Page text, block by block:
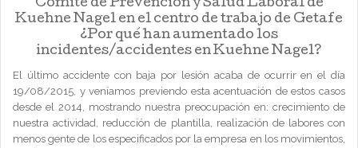
Comité de Prevención y Salud Laboral de
Kuehne Nagel en el centro de trabajo de Getafe
¿Por qué han aumentado los
incidentes/accidentes en Kuehne Nagel?
El último accidente con baja por lesión acaba de ocurrir en el día
19/08/2015, y veníamos previendo esta acentuación de estos casos
desde el 2014, mostrando nuestra preocupación en: crecimiento de
nuestra actividad, reducción de plantilla, realización de labores con
menos gente de los especificados por la empresa en los movimientos,